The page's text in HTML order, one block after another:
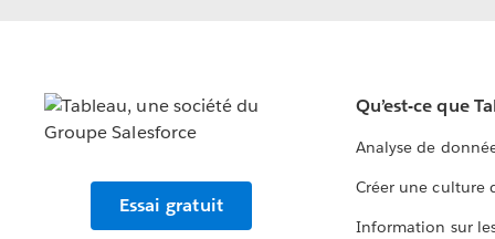
Essai gratuit
Qu’est-ce que
Analyse de
Créer une culture
Information sur